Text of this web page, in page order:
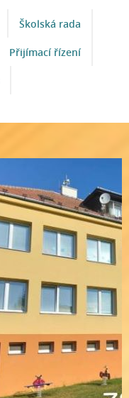
Školská rada
Přijímací řízení